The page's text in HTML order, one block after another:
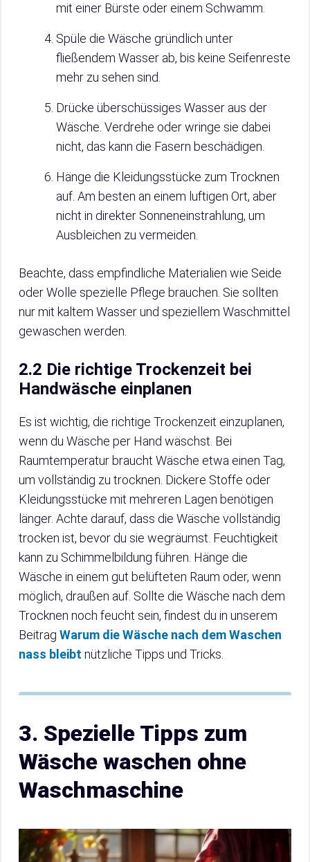
mit einer Bürste oder einem Schwamm.
Spüle die Wäsche gründlich unter
fließendem Wasser ab, bis keine Seifenreste
mehr zu sehen sind.
Drücke überschüssiges Wasser aus der
Wäsche. Verdrehe oder wringe sie dabei
nicht, das kann die Fasern beschädigen.
Hänge die Kleidungsstücke zum Trocknen
auf. Am besten an einem luftigen Ort, aber
nicht in direkter Sonneneinstrahlung, um
Ausbleichen zu vermeiden.
Beachte, dass empfindliche Materialien wie Seide
oder Wolle spezielle Pflege brauchen. Sie sollten
nur mit kaltem Wasser und speziellem Waschmittel
gewaschen werden.
2.2 Die richtige Trockenzeit bei
Handwäsche einplanen
Es ist wichtig, die richtige Trockenzeit einzuplanen,
wenn du Wäsche per Hand wäschst. Bei
Raumtemperatur braucht Wäsche etwa einen Tag,
um vollständig zu trocknen. Dickere Stoffe oder
Kleidungsstücke mit mehreren Lagen benötigen
länger. Achte darauf, dass die Wäsche vollständig
trocken ist, bevor du sie wegräumst. Feuchtigkeit
kann zu Schimmelbildung führen. Hänge die
Wäsche in einem gut belüfteten Raum oder, wenn
möglich, draußen auf. Sollte die Wäsche nach dem
Trocknen noch feucht sein, findest du in unserem
Beitrag Warum die Wäsche nach dem Waschen
nass bleibt nützliche Tipps und Tricks.
3. Spezielle Tipps zum
Wäsche waschen ohne
Waschmaschine